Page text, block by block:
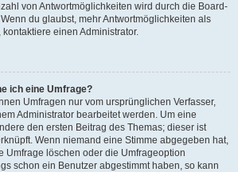
von Antwortmöglichkeiten wird durch die Board-
du glaubst, mehr Antwortmöglichkeiten als
einen Administrator.
ich eine Umfrage?
Umfragen nur vom ursprünglichen Verfasser,
Administrator bearbeitet werden. Um eine
den ersten Beitrag des Themas; dieser ist
Wenn niemand eine Stimme abgegeben hat,
Umfrage löschen oder die Umfrageoption
schon ein Benutzer abgestimmt haben, so kann